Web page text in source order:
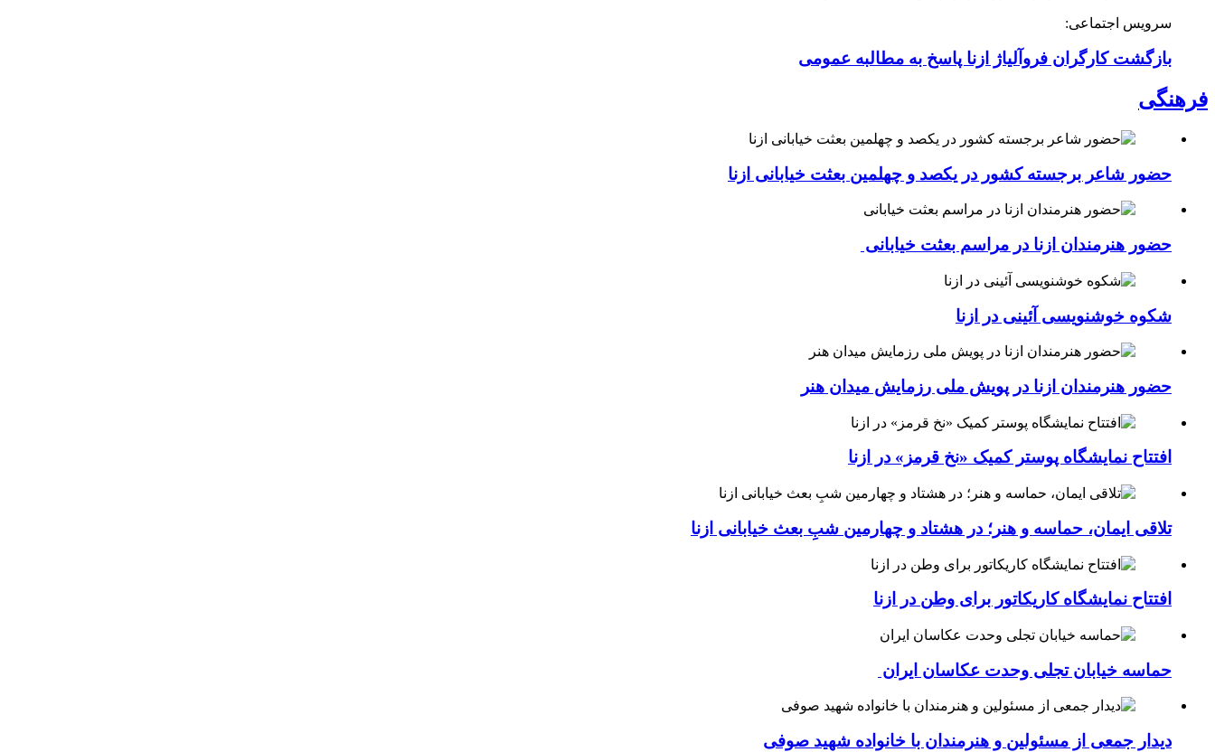
سرویس اجتماعی:
بازگشت کارگران فروآلیاژ ازنا پاسخ به مطالبه عمومی
فرهنگی
حضور شاعر برجسته کشور در یکصد و چهلمین بعثت خیابانی ازنا
حضور هنرمندان ازنا در مراسم بعثت خیابانی
شکوه خوشنویسی آئینی در ازنا
حضور هنرمندان ازنا در پویش ملی رزمایش میدان هنر
افتتاح نمایشگاه پوستر کمیک «نخ قرمز» در ازنا
تلاقی ایمان، حماسه و هنر؛ در هشتاد و چهارمین شبِ بعث خیابانی ازنا
افتتاح نمایشگاه کاریکاتور برای وطن در ازنا
حماسه خیابان تجلی وحدت عکاسان ایران
دیدار جمعی از مسئولین و هنرمندان با خانواده شهید صوفی